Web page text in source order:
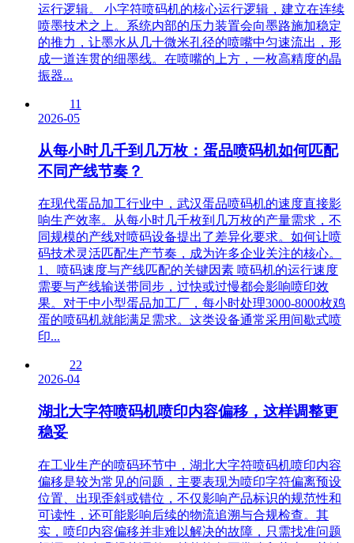
运行逻辑。 小字符喷码机的核心运行逻辑，建立在连续
喷墨技术之上。系统内部的压力装置会向墨路施加稳定
的推力，让墨水从几十微米孔径的喷嘴中匀速流出，形
成一道连贯的细墨线。在喷嘴的上方，一枚高精度的晶
振器...
11
2026-05
从每小时几千到几万枚：蛋品喷码机如何匹配
不同产线节奏？
在现代蛋品加工行业中，武汉蛋品喷码机的速度直接影
响生产效率。从每小时几千枚到几万枚的产量需求，不
同规模的产线对喷码设备提出了差异化要求。如何让喷
码技术灵活匹配生产节奏，成为许多企业关注的核心。
1、喷码速度与产线匹配的关键因素 喷码机的运行速度
需要与产线输送带同步，过快或过慢都会影响喷印效
果。对于中小型蛋品加工厂，每小时处理3000-8000枚鸡
蛋的喷码机就能满足需求。这类设备通常采用间歇式喷
印...
22
2026-04
湖北大字符喷码机喷印内容偏移，这样调整更
稳妥
在工业生产的喷码环节中，湖北大字符喷码机喷印内容
偏移是较为常见的问题，主要表现为喷印字符偏离预设
位置、出现歪斜或错位，不仅影响产品标识的规范性和
可读性，还可能影响后续的物流追溯与合规检查。其
实，喷印内容偏移并非难以解决的故障，只需找准问题